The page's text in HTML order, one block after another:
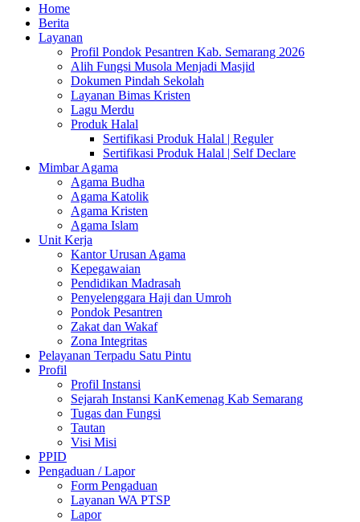
Home
Berita
Layanan
Profil Pondok Pesantren Kab. Semarang 2026
Alih Fungsi Musola Menjadi Masjid
Dokumen Pindah Sekolah
Layanan Bimas Kristen
Lagu Merdu
Produk Halal
Sertifikasi Produk Halal | Reguler
Sertifikasi Produk Halal | Self Declare
Mimbar Agama
Agama Budha
Agama Katolik
Agama Kristen
Agama Islam
Unit Kerja
Kantor Urusan Agama
Kepegawaian
Pendidikan Madrasah
Penyelenggara Haji dan Umroh
Pondok Pesantren
Zakat dan Wakaf
Zona Integritas
Pelayanan Terpadu Satu Pintu
Profil
Profil Instansi
Sejarah Instansi KanKemenag Kab Semarang
Tugas dan Fungsi
Tautan
Visi Misi
PPID
Pengaduan / Lapor
Form Pengaduan
Layanan WA PTSP
Lapor